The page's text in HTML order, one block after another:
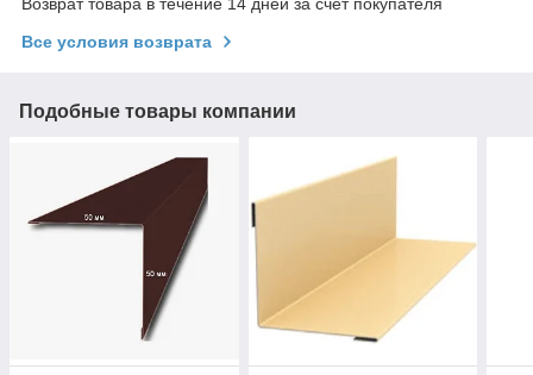
Все условия возврата
Подобные товары компании